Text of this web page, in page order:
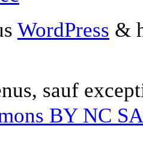
WordPress &
sauf
BY NC SA